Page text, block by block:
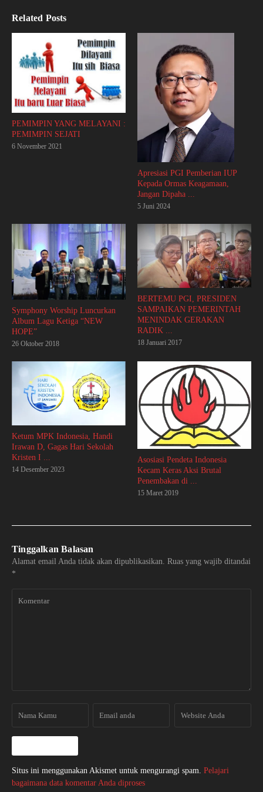
Related Posts
PEMIMPIN YANG MELAYANI :
PEMIMPIN SEJATI
6 November 2021
Apresiasi PGI Pemberian IUP
Kepada Ormas Keagamaan,
Jangan Dipaha ...
5 Juni 2024
Symphony Worship Luncurkan
Album Lagu Ketiga “NEW
HOPE”
26 Oktober 2018
BERTEMU PGI, PRESIDEN
SAMPAIKAN PEMERINTAH
MENINDAK GERAKAN
RADIK ...
18 Januari 2017
Ketum MPK Indonesia, Handi
Irawan D, Gagas Hari Sekolah
Kristen I ...
14 Desember 2023
Asosiasi Pendeta Indonesia
Kecam Keras Aksi Brutal
Penembakan di ...
15 Maret 2019
Tinggalkan Balasan
Alamat email Anda tidak akan dipublikasikan. Ruas yang wajib ditandai
*
Situs ini menggunakan Akismet untuk mengurangi spam. Pelajari
bagaimana data komentar Anda diproses